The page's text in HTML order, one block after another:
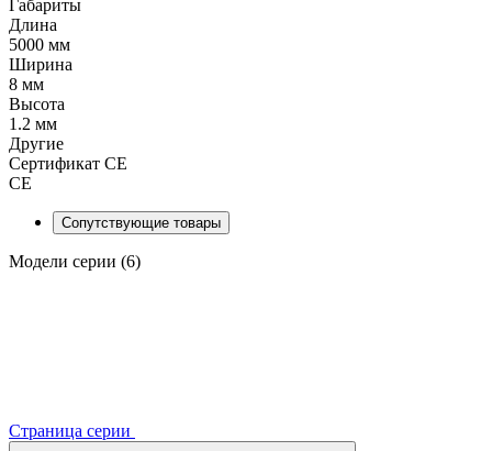
Габариты
Длина
5000 мм
Ширина
8 мм
Высота
1.2 мм
Другие
Сертификат CE
CE
Сопутствующие товары
Модели серии (6)
Страница серии